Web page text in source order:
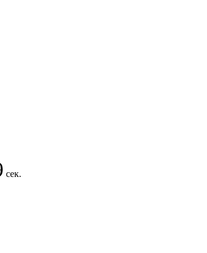
сек.